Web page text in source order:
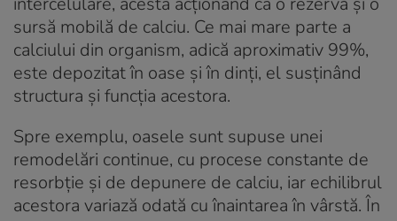
sursă mobilă de calciu. Ce mai mare parte a
calciului din organism, adică aproximativ 99%,
este depozitat în oase și în dinți, el susținând
structura și funcția acestora.
Spre exemplu, oasele sunt supuse unei
remodelări continue, cu procese constante de
resorbție și de depunere de calciu, iar echilibrul
acestora variază odată cu înaintarea în vârstă. În